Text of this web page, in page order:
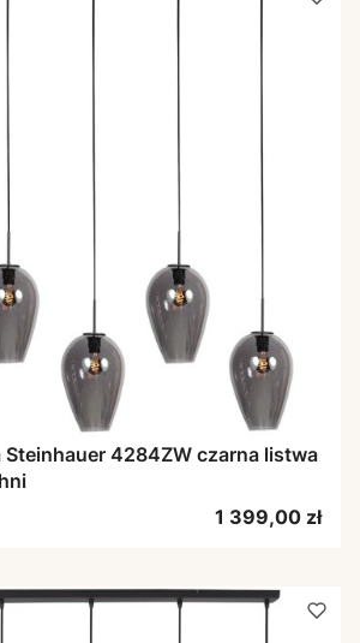
Steinhauer 4284ZW czarna listwa
Cena
1 399,00 zł